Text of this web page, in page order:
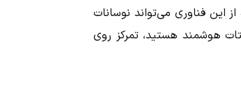
این فناوری می‌تواند نوسانات
هوشمند هستید، تمرکز روی